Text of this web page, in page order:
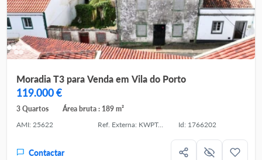
Moradia T3 para Venda em Vila do Porto
119.000 €
3 Quartos
Área bruta : 189 m²
AMI: 25622
Ref. Externa: KWPT-030656 Id: 1766202
Contactar